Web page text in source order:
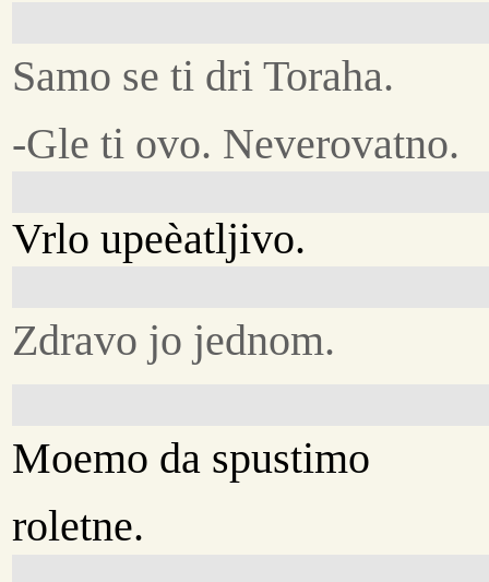
Samo se ti dri Toraha.
-Gle ti ovo. Neverovatno.
Vrlo upeèatljivo.
Zdravo jo jednom.
Moemo da spustimo
roletne.